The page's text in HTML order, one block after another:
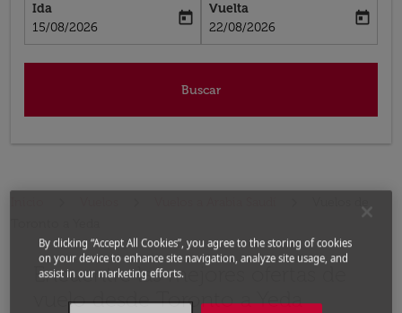
Ida
fc-booking-departure-date-aria-label
15/08/2026
today
Vuelta
fc-booking-return-date-aria-label
22/08/2026
today
Buscar
Encuentre las mejores ofertas de
vuelo desde Toronto a Yeda
Por favor, intente actualizar su ruta (origen y / o
By clicking “Accept All Cookies”, you agree to the storing of cookies
on your device to enhance site navigation, analyze site usage, and
assist in our marketing efforts.